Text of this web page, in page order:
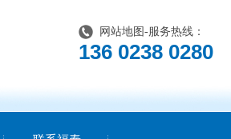
网站地图 -服务热线：
136 0238 0280